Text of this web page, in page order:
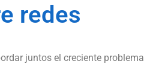
redes
juntos el creciente problema